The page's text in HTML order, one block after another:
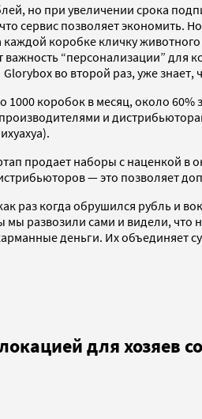
но при увеличении срока
сервис позволяет экономить.
коробке кличку
важность “персонализации”
во второй раз, уже знает,
1000 коробок в месяц, около
и
продает наборы с наценкой
— это позволяет
раз когда обрушился рубль и
мы развозили сами и видели,
деньги. Их объединяет
для хозяев